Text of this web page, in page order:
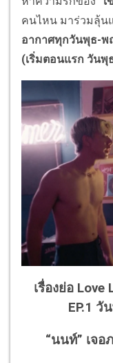
คนไหน มาร่วมลุ้น
อากาศทุกวันพุธ-พ
(เริ่มตอนแรก วัน
เรื่องย่อ
EP.1 วั
“นนท์” เจอ